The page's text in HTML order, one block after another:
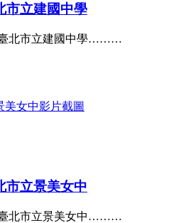
市立建國中學
臺北市立建國中學………
市立景美女中
臺北市立景美女中………